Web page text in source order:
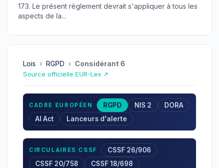
173. Le présent règlement devrait s'appliquer à tous les
aspects de la...
Lois › RGPD › Considérant 6
Source officielle EUR-Lex ↗
CADRE EUROPÉEN RGPD NIS 2
DORA
AI Act
Lanceurs d'alerte
CIRCULAIRES CSSF
CSSF 26/906
CSSF 20/758
CSSF 18/698